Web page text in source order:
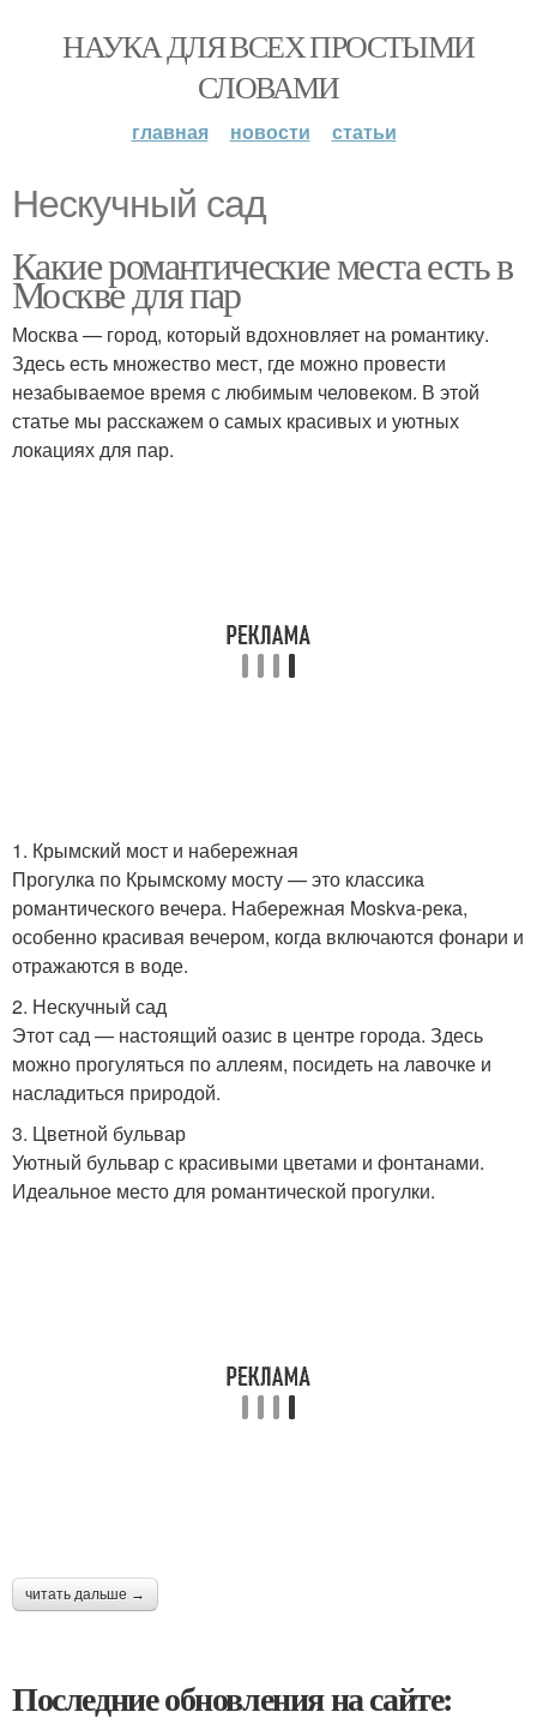
НАУКА ДЛЯ ВСЕХ ПРОСТЫМИ
СЛОВАМИ
главная новости статьи
Нескучный сад
Какие романтические места есть в
Москве для пар
Москва — город, который вдохновляет на романтику.
Здесь есть множество мест, где можно провести
незабываемое время с любимым человеком. В этой
статье мы расскажем о самых красивых и уютных
локациях для пар.
1. Крымский мост и набережная
Прогулка по Крымскому мосту — это классика
романтического вечера. Набережная Moskva-река,
особенно красивая вечером, когда включаются фонари и
отражаются в воде.
2. Нескучный сад
Этот сад — настоящий оазис в центре города. Здесь
можно прогуляться по аллеям, посидеть на лавочке и
насладиться природой.
3. Цветной бульвар
Уютный бульвар с красивыми цветами и фонтанами.
Идеальное место для романтической прогулки.
читать дальше →
Последние обновления на сайте: